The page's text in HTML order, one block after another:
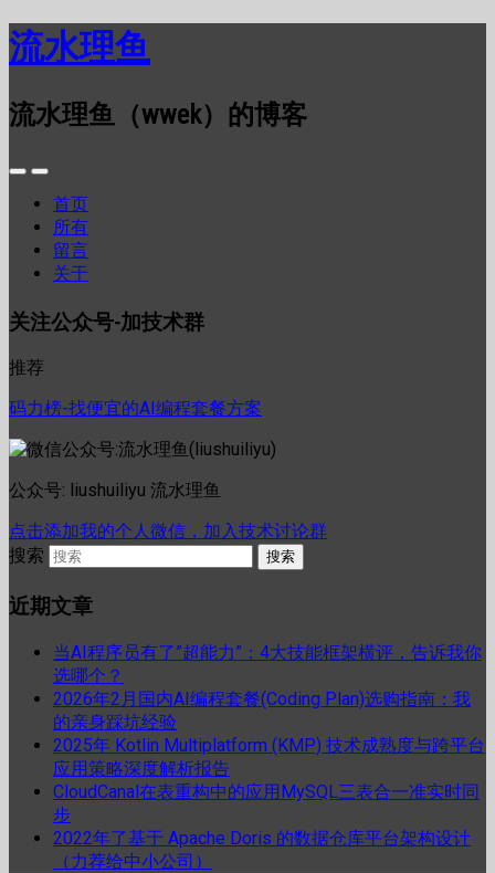
流水理鱼
流水理鱼（wwek）的博客
首页
所有
留言
关于
关注公众号-加技术群
推荐
码力榜-找便宜的AI编程套餐方案
公众号: liushuiliyu 流水理鱼
点击添加我的个人微信，加入技术讨论群
搜索
近期文章
当AI程序员有了”超能力”：4大技能框架横评，告诉我你
选哪个？
2026年2月国内AI编程套餐(Coding Plan)选购指南：我
的亲身踩坑经验
2025年 Kotlin Multiplatform (KMP) 技术成熟度与跨平台
应用策略深度解析报告
CloudCanal在表重构中的应用MySQL三表合一准实时同
步
2022年了基于 Apache Doris 的数据仓库平台架构设计
（力荐给中小公司）